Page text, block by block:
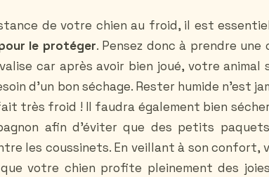
de votre chien au froid, il est
le protéger. Pensez donc à prendre une
car après avoir bien joué, votre animal
d’un bon séchage. Rester humide n’est
très froid ! Il faudra également bien
afin d’éviter que des petits
les coussinets. En veillant à son confort,
votre chien profite pleinement des